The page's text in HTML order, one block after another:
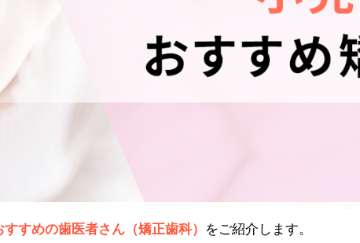
すめの歯医者さん（矯正歯科） をご紹介します。